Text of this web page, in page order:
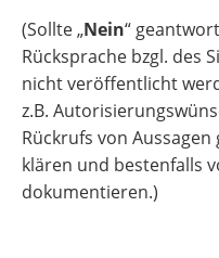
(Sollte „Nein“
Rücksprache bzgl. des
nicht veröffentlicht
z.B.
Rückrufs von
klären und bestenfalls
dokumentieren.)